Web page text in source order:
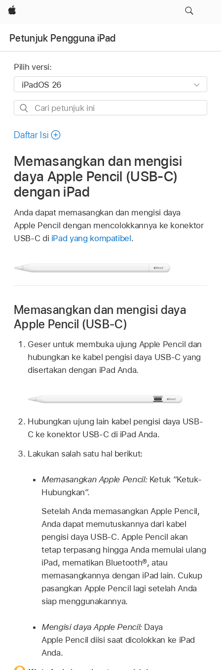
Apple
Petunjuk Pengguna iPad
Pilih versi:
Cari
ini
Daftar Isi
Memasangkan dan mengisi
daya Apple Pencil (USB-C)
dengan iPad
Anda dapat memasangkan dan mengisi daya
Apple Pencil dengan mencolokkannya ke konektor
USB-C di iPad yang kompatibel.
Memasangkan dan mengisi daya
Apple Pencil (USB-C)
Geser untuk membuka ujung Apple Pencil dan
hubungkan ke kabel pengisi daya USB-C yang
disertakan dengan iPad Anda.
Hubungkan ujung lain kabel pengisi daya USB-
C ke konektor USB-C di iPad Anda.
Lakukan salah satu hal berikut:
Memasangkan Apple Pencil:Ketuk “Ketuk-
Hubungkan”.
Setelah Anda memasangkan Apple Pencil,
Anda dapat memutuskannya dari kabel
pengisi daya USB-C. Apple Pencil akan
tetap terpasang hingga Anda memulai ulang
iPad, mematikan Bluetooth®, atau
memasangkannya dengan iPad lain. Cukup
pasangkan Apple Pencil lagi setelah Anda
siap menggunakannya.
Mengisi daya Apple Pencil:Daya
Apple Pencil diisi saat dicolokkan ke iPad
Anda.